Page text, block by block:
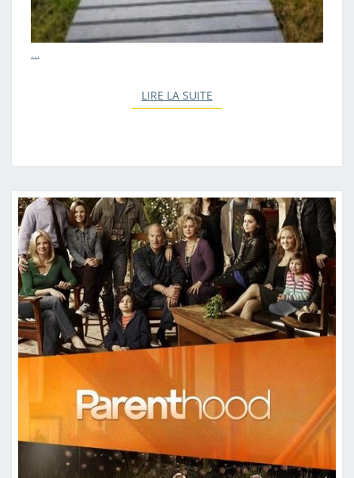
…
LIRE LA SUITE